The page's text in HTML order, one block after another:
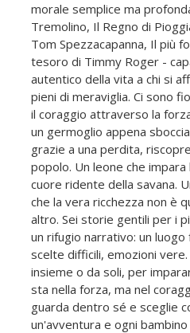
morale semplice ma
Tremolino, Il Regno di
Tom Spezzacapanna, Il più
tesoro di Timmy Roger -
autentico della vita a chi si
pieni di meraviglia. Ci sono
il coraggio attraverso la
un germoglio appena
grazie a una perdita,
popolo. Un leone che
cuore ridente della savana.
che la vera ricchezza non è
altro. Sei storie gentili per i
un rifugio narrativo: un
scelte difficili, emozioni
insieme o da soli, per
sta nella forza, ma nel
guarda dentro sé e sceglie
un'avventura e ogni